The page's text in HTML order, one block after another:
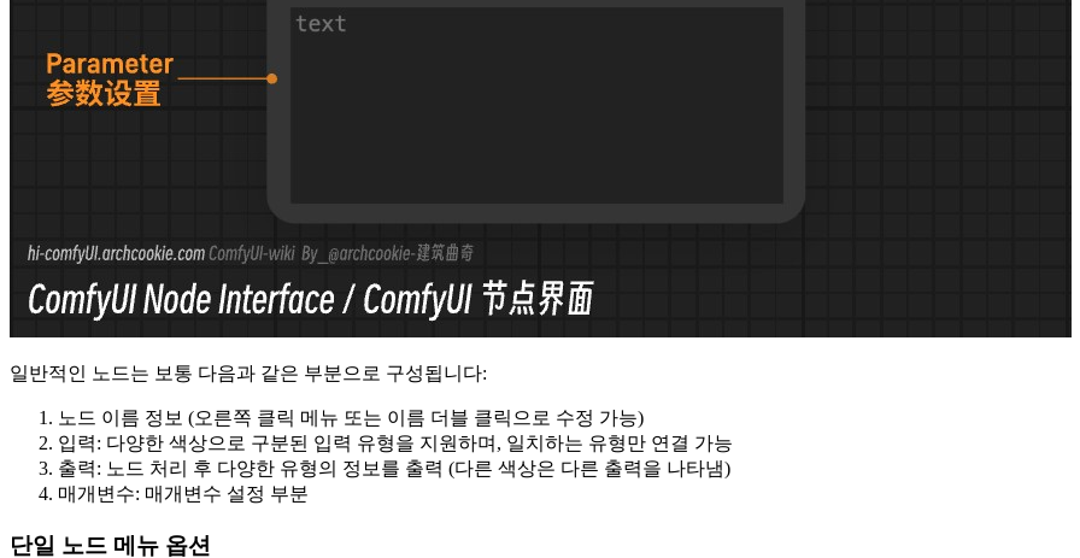
일반적인 노드는 보통 다음과 같은 부분으로 구성됩니다:
노드 이름 정보 (오른쪽 클릭 메뉴 또는 이름 더블 클릭으로 수정 가능)
입력: 다양한 색상으로 구분된 입력 유형을 지원하며, 일치하는 유형만 연결 가능
출력: 노드 처리 후 다양한 유형의 정보를 출력 (다른 색상은 다른 출력을 나타냄)
매개변수: 매개변수 설정 부분
단일 노드 메뉴 옵션